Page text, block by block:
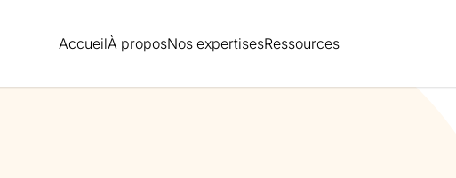
AccueilÀ proposNos expertisesRessources